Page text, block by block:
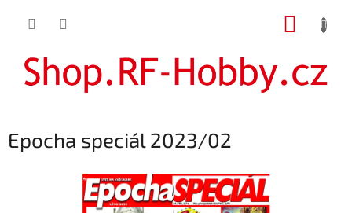
Epocha speciál 2023/02